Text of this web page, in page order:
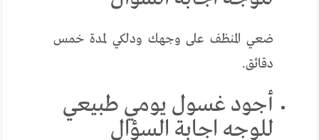
ضعي المنظف على وجهك ودلكي لمدة خمس
دقائق.
أجود غسول يومي طبيعي
للوجه اجابة السؤال